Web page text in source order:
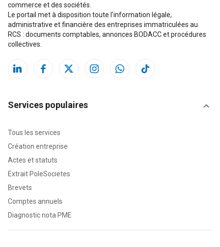
commerce et des sociétés.
Le portail met à disposition toute l'information légale,
administrative et financière des entreprises immatriculées au
RCS : documents comptables, annonces BODACC et procédures
collectives.
Services populaires
Tous les services
Création entreprise
Actes et statuts
Extrait PoleSocietes
Brevets
Comptes annuels
Diagnostic nota PME